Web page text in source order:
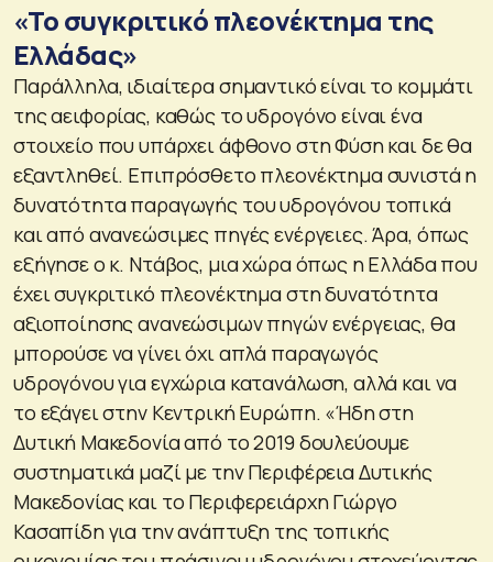
«Το συγκριτικό πλεονέκτημα της
Ελλάδας»
Παράλληλα, ιδιαίτερα σημαντικό είναι το κομμάτι
της αειφορίας, καθώς το υδρογόνο είναι ένα
στοιχείο που υπάρχει άφθονο στη Φύση και δε θα
εξαντληθεί. Επιπρόσθετο πλεονέκτημα συνιστά η
δυνατότητα παραγωγής του υδρογόνου τοπικά
και από ανανεώσιμες πηγές ενέργειες. Άρα, όπως
εξήγησε ο κ. Ντάβος, μια χώρα όπως η Ελλάδα που
έχει συγκριτικό πλεονέκτημα στη δυνατότητα
αξιοποίησης ανανεώσιμων πηγών ενέργειας, θα
μπορούσε να γίνει όχι απλά παραγωγός
υδρογόνου για εγχώρια κατανάλωση, αλλά και να
το εξάγει στην Κεντρική Ευρώπη. «Ήδη στη
Δυτική Μακεδονία από το 2019 δουλεύουμε
συστηματικά μαζί με την Περιφέρεια Δυτικής
Μακεδονίας και το Περιφερειάρχη Γιώργο
Κασαπίδη για την ανάπτυξη της τοπικής